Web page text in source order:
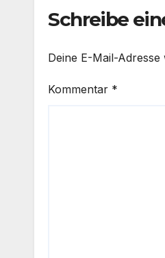
Schreibe
Deine E-Mail-
Kommentar *